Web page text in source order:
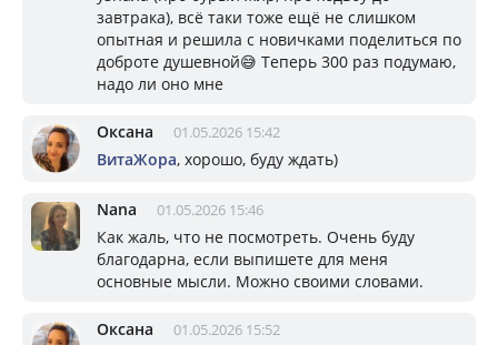
завтрака), всё таки тоже ещё не слишком
опытная и решила с новичками поделиться по
доброте душевной😅 Теперь 300 раз подумаю,
надо ли оно мне
Оксана 01.05.2026 15:42
ВитаЖора, хорошо, буду ждать)
Nana 01.05.2026 15:46
Как жаль, что не посмотреть. Очень буду
благодарна, если выпишете для меня
основные мысли. Можно своими словами.
Оксана 01.05.2026 15:52